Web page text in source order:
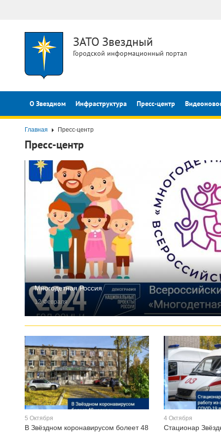
ЗАТО Звездный
Городской информационный портал
О Звездном Инфраструктура Пресс-центр
Главная Пресс-центр
Пресс-центр
Многодетная Россия
12 Февраля
5 Октября
В Звёздном коронавирусом болеет 48
4 Октября
Стационар